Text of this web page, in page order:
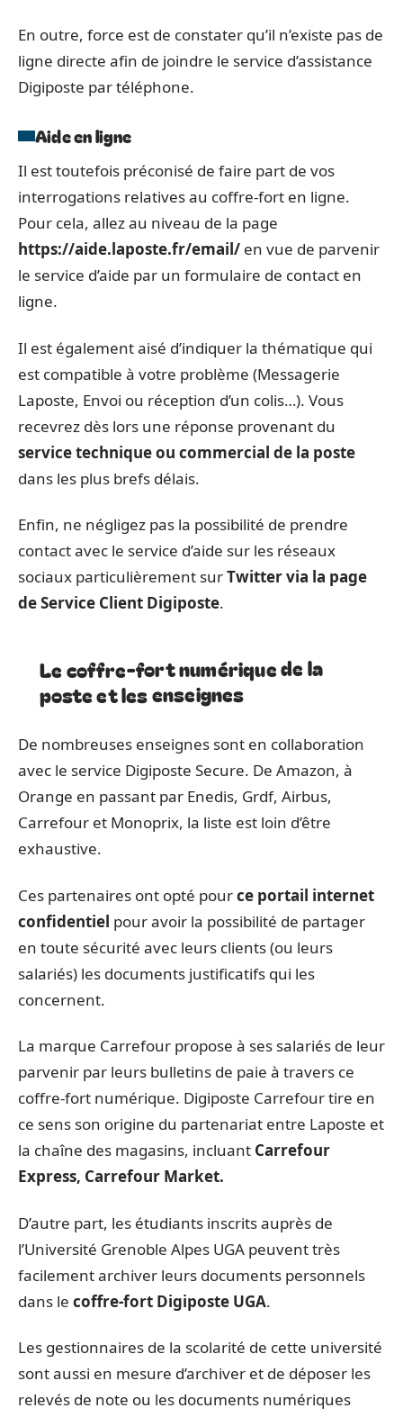
En outre, force est de constater qu’il n’existe pas de
ligne directe afin de joindre le service d’assistance
Digiposte par téléphone.
Aide en ligne
Il est toutefois préconisé de faire part de vos
interrogations relatives au coffre-fort en ligne.
Pour cela, allez au niveau de la page
https://aide.laposte.fr/email/ en vue de parvenir
le service d’aide par un formulaire de contact en
ligne.
Il est également aisé d’indiquer la thématique qui
est compatible à votre problème (Messagerie
Laposte, Envoi ou réception d’un colis…). Vous
recevrez dès lors une réponse provenant du
service technique ou commercial de la poste
dans les plus brefs délais.
Enfin, ne négligez pas la possibilité de prendre
contact avec le service d’aide sur les réseaux
sociaux particulièrement surTwitter via la page
de Service Client Digiposte.
Le coffre-fort numérique de la
poste et les enseignes
De nombreuses enseignes sont en collaboration
avec le service Digiposte Secure. De Amazon, à
Orange en passant par Enedis, Grdf, Airbus,
Carrefour et Monoprix, la liste est loin d’être
exhaustive.
Ces partenaires ont opté pource portail internet
confidentiel pour avoir la possibilité de partager
en toute sécurité avec leurs clients (ou leurs
salariés) les documents justificatifs qui les
concernent.
La marque Carrefour propose à ses salariés de leur
parvenir par leurs bulletins de paie à travers ce
coffre-fort numérique. Digiposte Carrefour tire en
ce sens son origine du partenariat entre Laposte et
la chaîne des magasins, incluant Carrefour
Express, Carrefour Market.
D’autre part, les étudiants inscrits auprès de
l’Université Grenoble Alpes UGA peuvent très
facilement archiver leurs documents personnels
dans le coffre-fort Digiposte UGA.
Les gestionnaires de la scolarité de cette université
sont aussi en mesure d’archiver et de déposer les
relevés de note ou les documents numériques